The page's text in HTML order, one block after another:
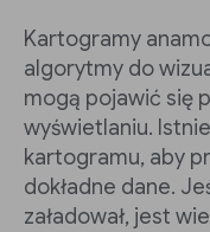
Kartogramy
algorytmy do
mogą pojawić się
wyświetlaniu.
kartogramu, aby
dokładne dane.
załadował, jest